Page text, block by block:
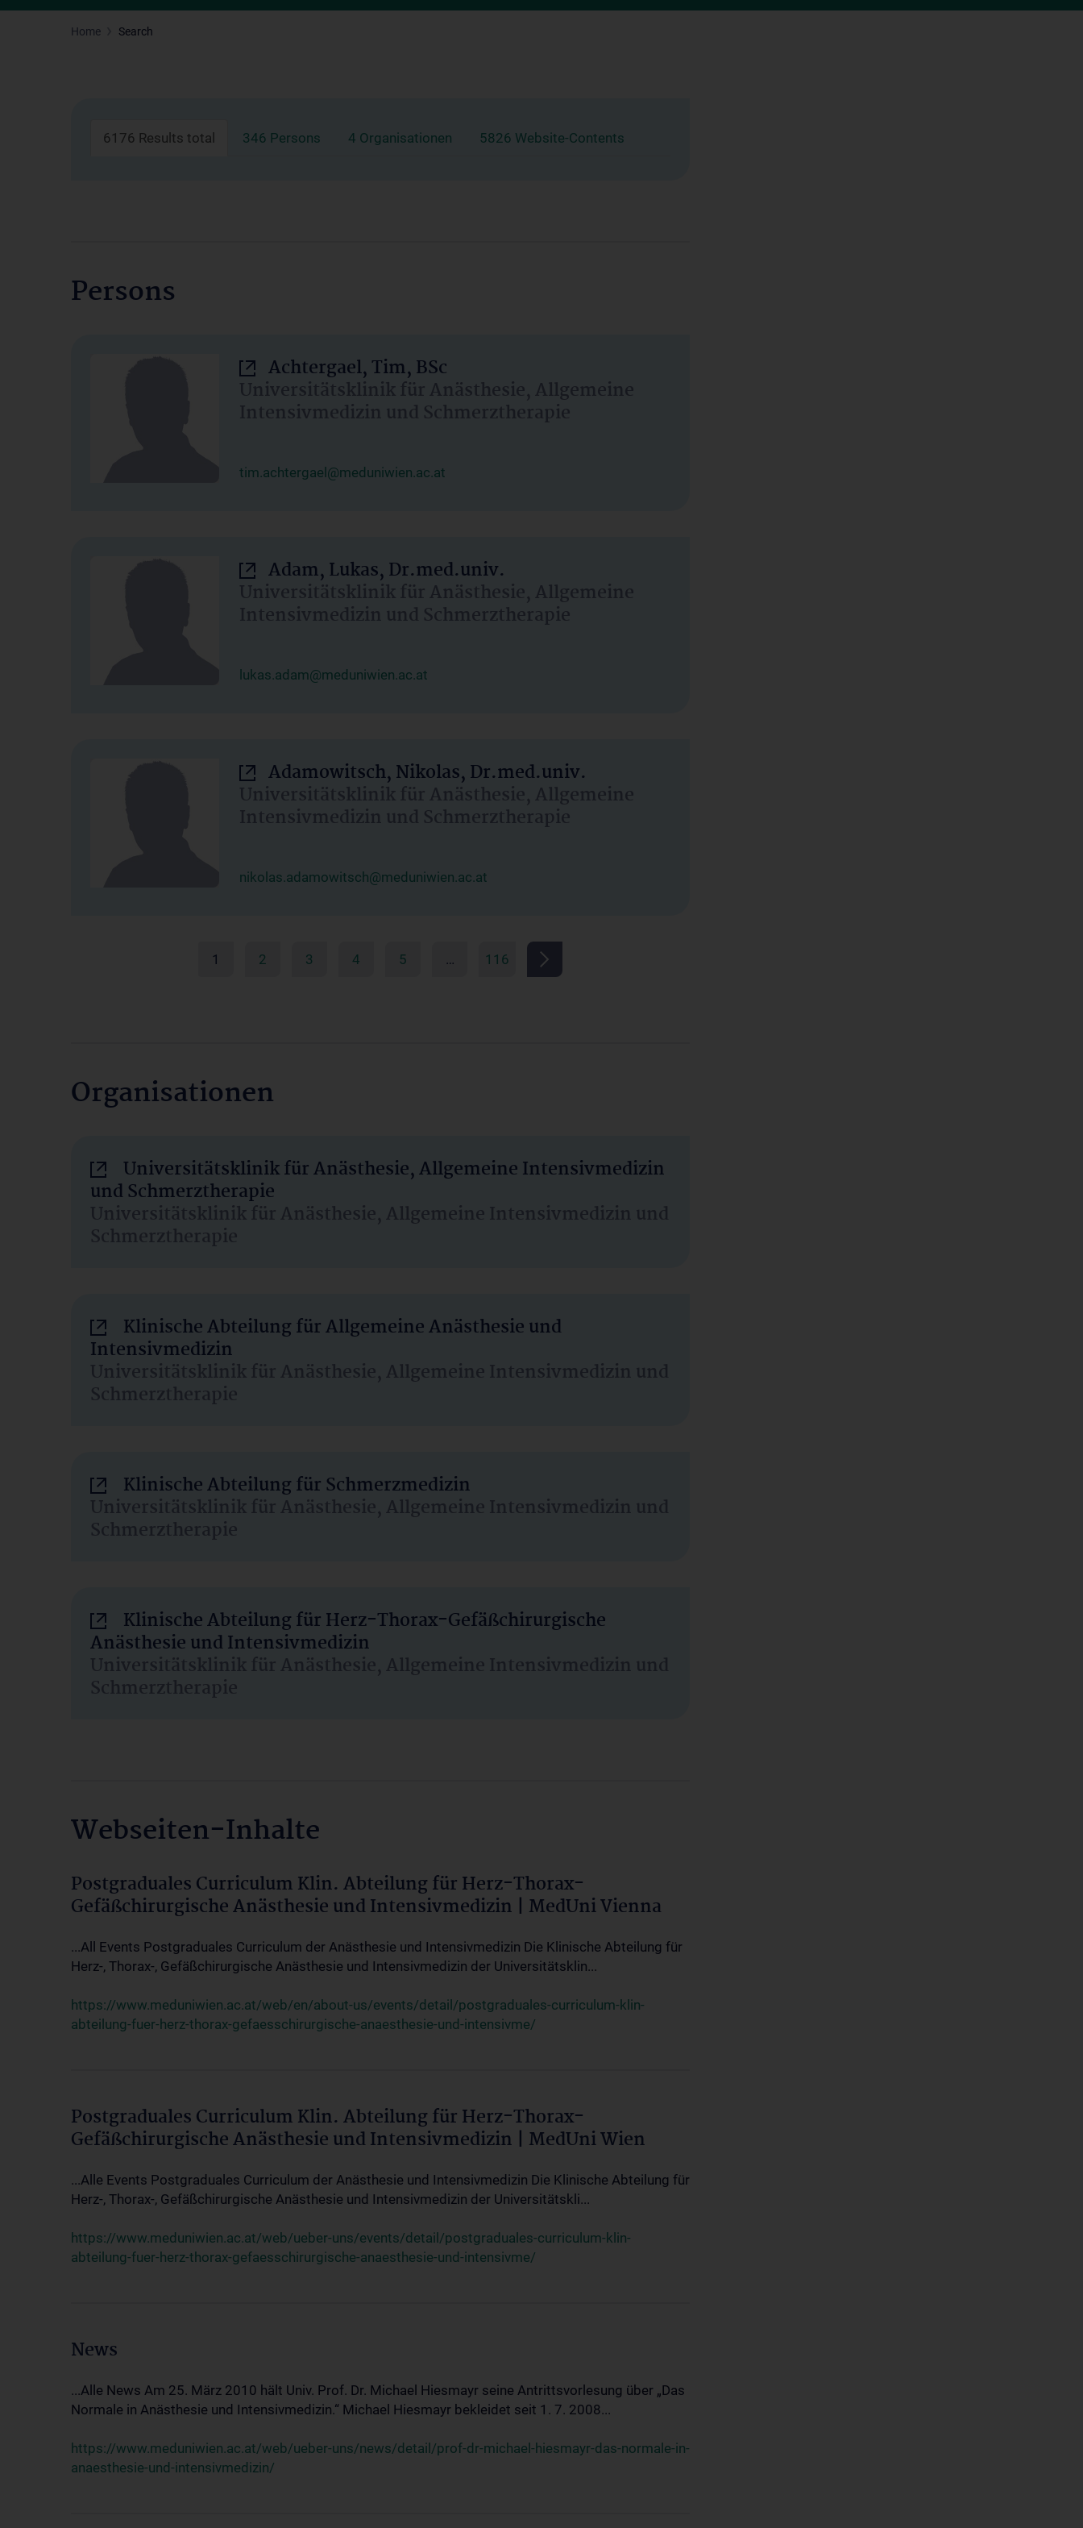
Home Search
6176 Results total 346 Persons 4 Organisationen 5826 Website-Contents
Persons
Achtergael, Tim, BSc
Universitätsklinik für Anästhesie, Allgemeine
Intensivmedizin und Schmerztherapie
tim.achtergael@meduniwien.ac.at
Adam, Lukas, Dr.med.univ.
Universitätsklinik für Anästhesie, Allgemeine
Intensivmedizin und Schmerztherapie
lukas.adam@meduniwien.ac.at
Adamowitsch, Nikolas, Dr.med.univ.
Universitätsklinik für Anästhesie, Allgemeine
Intensivmedizin und Schmerztherapie
nikolas.adamowitsch@meduniwien.ac.at
1 2 3 4 5 … 116
Organisationen
Universitätsklinik für Anästhesie, Allgemeine Intensivmedizin
und Schmerztherapie
Universitätsklinik für Anästhesie, Allgemeine Intensivmedizin und
Schmerztherapie
Klinische Abteilung für Allgemeine Anästhesie und
Intensivmedizin
Universitätsklinik für Anästhesie, Allgemeine Intensivmedizin und
Schmerztherapie
Klinische Abteilung für Schmerzmedizin
Universitätsklinik für Anästhesie, Allgemeine Intensivmedizin und
Schmerztherapie
Klinische Abteilung für Herz-Thorax-Gefäßchirurgische
Anästhesie und Intensivmedizin
Universitätsklinik für Anästhesie, Allgemeine Intensivmedizin und
Schmerztherapie
Webseiten-Inhalte
Postgraduales Curriculum Klin. Abteilung für Herz-Thorax-
Gefäßchirurgische Anästhesie und Intensivmedizin | MedUni Vienna
...All Events Postgraduales Curriculum der Anästhesie und Intensivmedizin Die Klinische Abteilung für
Herz-, Thorax-, Gefäßchirurgische Anästhesie und Intensivmedizin der Universitätsklin...
https://www.meduniwien.ac.at/web/en/about-us/events/detail/postgraduales-curriculum-klin-
abteilung-fuer-herz-thorax-gefaesschirurgische-anaesthesie-und-intensivme/
Postgraduales Curriculum Klin. Abteilung für Herz-Thorax-
Gefäßchirurgische Anästhesie und Intensivmedizin | MedUni Wien
...Alle Events Postgraduales Curriculum der Anästhesie und Intensivmedizin Die Klinische Abteilung für
Herz-, Thorax-, Gefäßchirurgische Anästhesie und Intensivmedizin der Universitätskli...
https://www.meduniwien.ac.at/web/ueber-uns/events/detail/postgraduales-curriculum-klin-
abteilung-fuer-herz-thorax-gefaesschirurgische-anaesthesie-und-intensivme/
News
...Alle News Am 25. März 2010 hält Univ. Prof. Dr. Michael Hiesmayr seine Antrittsvorlesung über „Das
Normale in Anästhesie und Intensivmedizin.“ Michael Hiesmayr bekleidet seit 1. 7. 2008...
https://www.meduniwien.ac.at/web/ueber-uns/news/detail/prof-dr-michael-hiesmayr-das-normale-in-
anaesthesie-und-intensivmedizin/